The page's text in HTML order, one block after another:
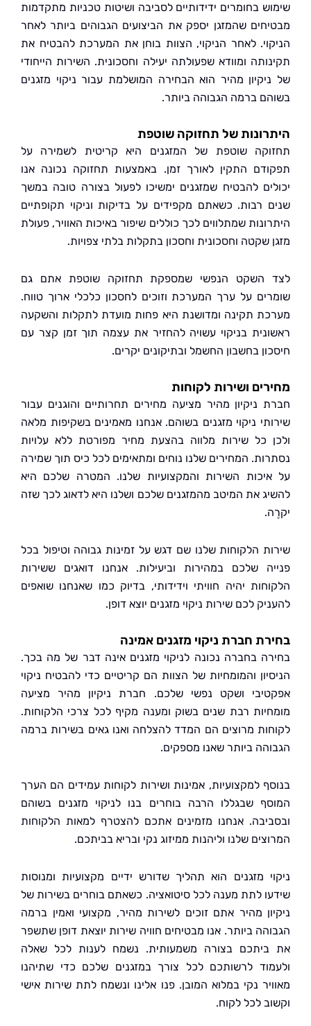
בחומרים ידידותיים לסביבה ושיטות טכניות מתקדמות
שהמזגן יספק את הביצועים הגבוהים ביותר לאחר
לאחר הניקוי, הצוות בוחן את המערכת להבטיח את
ומוודא שפעולתה יעילה וחסכונית. השירות הייחודי
מהיר הוא הבחירה המושלמת עבור ניקוי מזגנים
ברמה הגבוהה ביותר.
של תחזוקה שוטפת
שוטפת של המזגנים היא קריטית לשמירה על
התקין לאורך זמן. באמצעות תחזוקה נכונה אנו
להבטיח שמזגנים ימשיכו לפעול בצורה טובה במשך
רבות. כשאתם מקפידים על בדיקות וניקוי תקופתיים
שמתלווים לכך כוללים שיפור באיכות האוויר, פעולת
שקטה וחסכונית וחסכון בתקלות בלתי צפויות.
השקט הנפשי שמספקת תחזוקה שוטפת אתם גם
על ערך המערכת וזוכים לחסכון כלכלי ארוך טווח.
תקינה ומדושנת היא פחות מועדת לתקלות והשקעה
בניקוי עשויה להחזיר את עצמה תוך זמן קצר עם
בחשבון החשמל ובתיקונים יקרים.
ושירות לקוחות
ניקיון מהיר מציעה מחירים תחרותיים והוגנים עבור
ניקוי מזגנים בשוהם. אנחנו מאמינים בשקיפות מלאה
כל שירות מלווה בהצעת מחיר מפורטת ללא עלויות
המחירים שלנו נוחים ומתאימים לכל כיס תוך שמירה
השירות והמקצועיות שלנו. המטרה שלכם היא
את המיטב מהמזגנים שלכם ושלנו היא לדאוג לכך שזה
הלקוחות שלנו שם דגש על זמינות גבוהה וטיפול בכל
שלכם במהירות וביעילות. אנחנו דואגים ששירות
יהיה חוויתי וידידותי, בדיוק כמו שאנחנו שואפים
לכם שירות ניקוי מזגנים יוצא דופן.
חברת ניקוי מזגנים אמינה
בחברה נכונה לניקוי מזגנים אינה דבר של מה בכך.
והמומחיות של הצוות הם קריטיים כדי להבטיח ניקוי
ושקט נפשי שלכם. חברת ניקיון מהיר מציעה
רבת שנים בשוק ומענה מקיף לכל צרכי הלקוחות.
מרוצים הם המדד להצלחה ואנו גאים בשירות ברמה
ביותר שאנו מספקים.
למקצועיות, אמינות ושירות לקוחות עמידים הם הערך
שבגללו הרבה בוחרים בנו לניקוי מזגנים בשוהם
אנחנו מזמינים אתכם להצטרף למאות הלקוחות
שלנו וליהנות ממיזוג נקי ובריא בביתכם.
מזגנים הוא תהליך שדורש ידיים מקצועיות ומנוסות
לתת מענה לכל סיטואציה. כשאתם בוחרים בשירות של
מהיר אתם זוכים לשירות מהיר, מקצועי ואמין ברמה
ביותר. אנו מבטיחים חוויה שירות יוצאת דופן שתשפר
בצורה משמעותית. נשמח לענות לכל שאלה
לרשותכם לכל צורך במזגנים שלכם כדי שתיהנו
נקי במלוא המובן. פנו אלינו ונשמח לתת שירות אישי
לכל לקוח.